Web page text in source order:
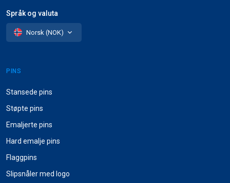
Språk og valuta
Norsk (NOK)
PINS
Stansede pins
Støpte pins
Emaljerte pins
Hard emalje pins
Flaggpins
Slipsnåler med logo